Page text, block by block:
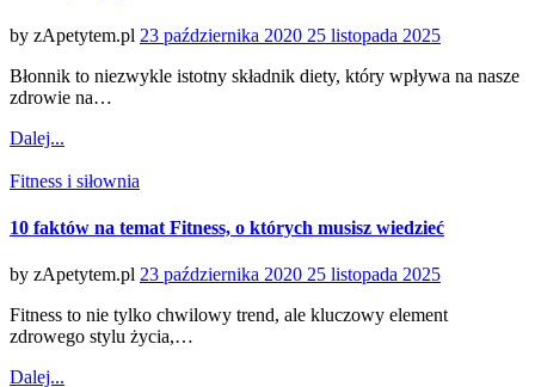
by zApetytem.pl Posted
23 października 2020 25 listopada 2025
Błonnik to niezwykle istotny składnik diety, który wpływa na nasze
zdrowie na…
Dalej...
Categories
Fitness i siłownia
10 faktów na temat Fitness, o których musisz wiedzieć
by zApetytem.pl Posted
23 października 2020 25 listopada 2025
Fitness to nie tylko chwilowy trend, ale kluczowy element
zdrowego stylu życia,…
Dalej...